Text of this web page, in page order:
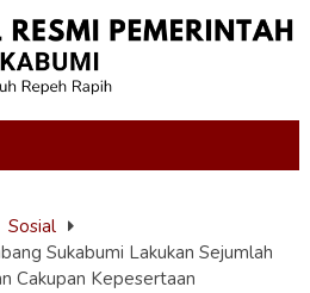
Sosial
Sukabumi Lakukan Sejumlah
Cakupan Kepesertaan